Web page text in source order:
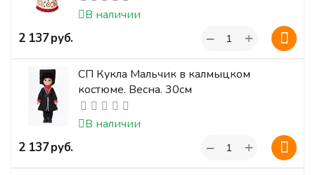
В наличии
‍2 137‍руб. +
−
СП Кукла Мальчик в калмыцком
костюме. Весна. 30см
В наличии
‍2 137‍руб. +
−